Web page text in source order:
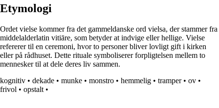
Etymologi
Ordet vielse kommer fra det gammeldanske ord vielsa, der stammer fra
middelalderlatin vitiāre, som betyder at indvige eller hellige. Vielse
refererer til en ceremoni, hvor to personer bliver lovligt gift i kirken
eller på rådhuset. Dette rituale symboliserer forpligtelsen mellem to
mennesker til at dele deres liv sammen.
kognitiv • dekade • munke • monstro • hemmelig • tramper• ov •
frivol • opstalt •